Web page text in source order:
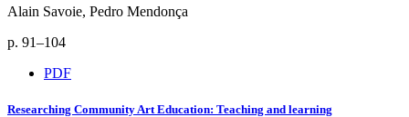
Alain Savoie, Pedro Mendonça
p. 91–104
PDF
Researching Community Art Education: Teaching and learning